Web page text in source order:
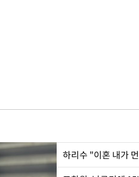
하리수 "이혼 내가